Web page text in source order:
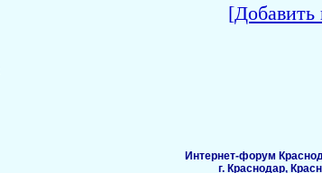
Интернет-форум
г. Краснодар,